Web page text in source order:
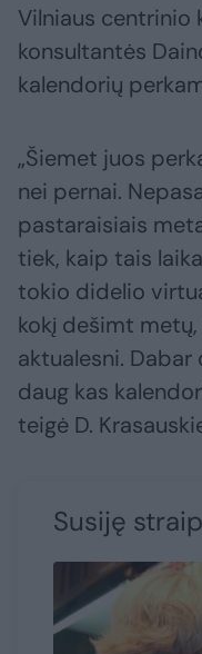
Vilniaus centrinio
konsultantės
kalendorių
„Šiemet juos
nei pernai.
pastaraisiais
tiek, kaip tais
tokio didelio
kokį dešimt
aktualesni.
daug kas
teigė D.
Susiję